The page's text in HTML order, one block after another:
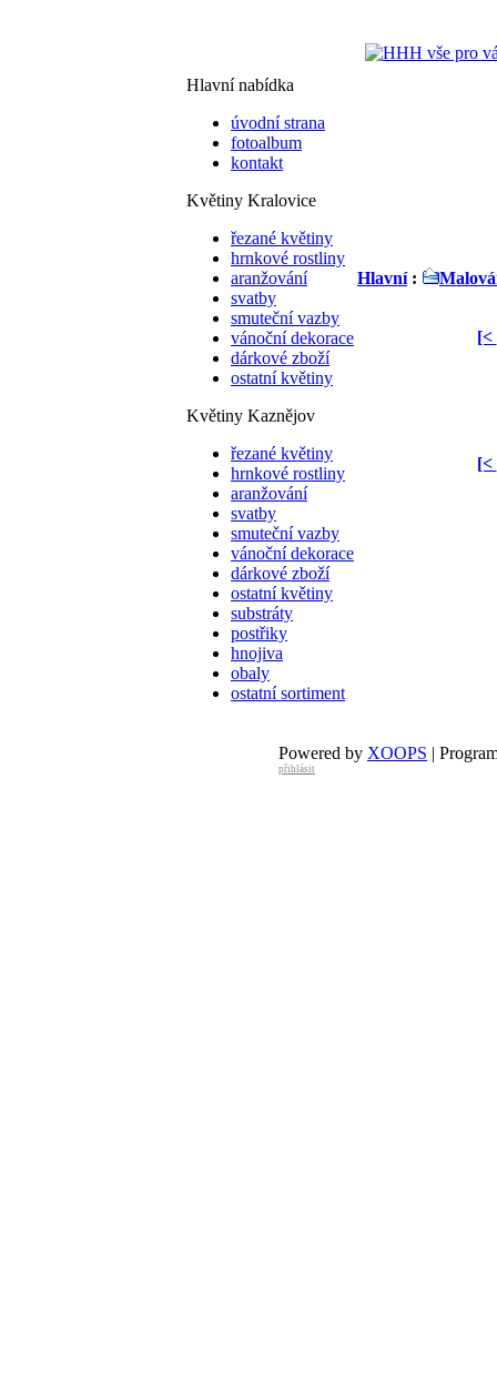
Hlavní nabídka
úvodní strana
fotoalbum
kontakt
Květiny Kralovice
řezané květiny
hrnkové rostliny
aranžování
svatby
smuteční vazby
vánoční dekorace
dárkové zboží
ostatní květiny
Květiny Kaznějov
řezané květiny
hrnkové rostliny
aranžování
svatby
smuteční vazby
vánoční dekorace
dárkové zboží
ostatní květiny
substráty
postřiky
hnojiva
obaly
ostatní sortiment
Hlavní:
[<
[<
Powered by XOOPS |
přihlásit